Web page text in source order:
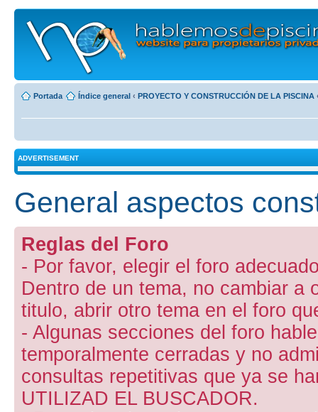
Portada Índice general ‹ PROYECTO Y CONSTRUCCIÓN DE LA PISCINA
ADVERTISEMENT
General aspectos
Reglas del Foro
- Por favor, elegir el foro
Dentro de un tema, no cambiar a
titulo, abrir otro tema en el foro
- Algunas secciones del foro
temporalmente cerradas y no
consultas repetitivas que ya se
UTILIZAD EL BUSCADOR.